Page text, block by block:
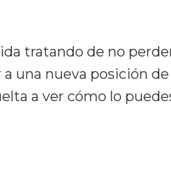
tratando de no
una nueva posición
a ver cómo lo